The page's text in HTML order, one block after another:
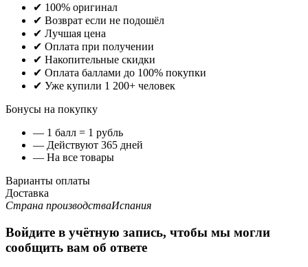
✔ 100% оригинал
✔ Возврат если не подошёл
✔ Лучшая цена
✔ Оплата при получении
✔ Накопительные скидки
✔ Оплата баллами до 100% покупки
✔ Уже купили 1 200+ человек
Бонусы на покупку
— 1 балл = 1 рубль
— Действуют 365 дней
— На все товары
Варианты оплаты
Доставка
Страна производстваИспания
Войдите в учётную запись, чтобы мы могли
сообщить вам об ответе